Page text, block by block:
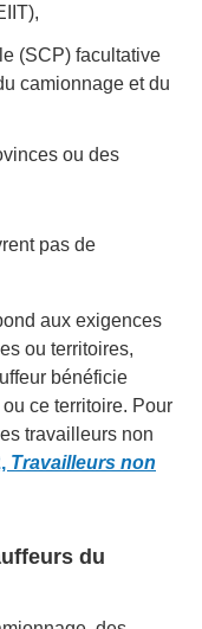
(SCP) facultative
camionnage et du
ou des
pas de
aux exigences
ou territoires,
bénéficie
ce territoire. Pour
travailleurs non
Travailleurs non
du